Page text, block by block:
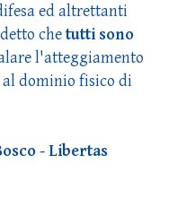
ed altrettanti
chetutti sono
l'atteggiamento
al dominio fisico di
- Libertas